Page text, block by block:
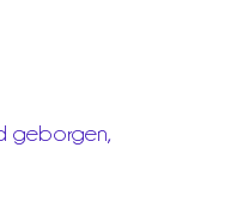
geborgen,